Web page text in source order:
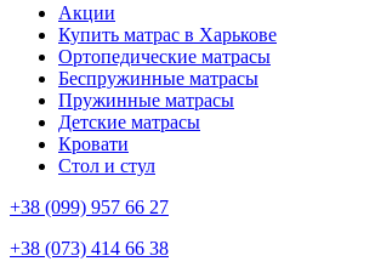
Акции
Купить матрас в Харькове
Ортопедические матрасы
Беспружинные матрасы
Пружинные матрасы
Детские матрасы
Кровати
Стол и стул
+38 (099) 957 66 27
+38 (073) 414 66 38